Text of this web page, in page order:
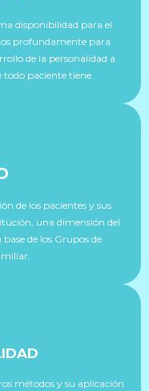
disponibilidad para el
profundamente para
de la personalidad a
paciente tiene.
de los pacientes y sus
una dimensión del
de los Grupos de
métodos y su aplicación